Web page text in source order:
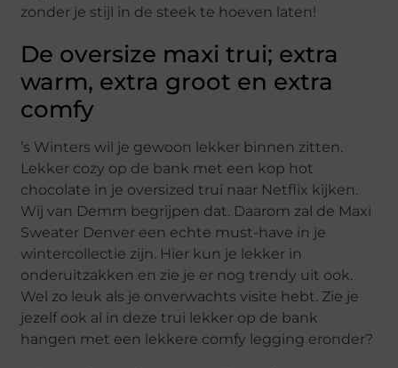
zonder je stijl in de steek te hoeven laten!
De oversize maxi trui; extra
warm, extra groot en extra
comfy
’s Winters wil je gewoon lekker binnen zitten.
Lekker cozy op de bank met een kop hot
chocolate in je oversized trui naar Netflix kijken.
Wij van Demm begrijpen dat. Daarom zal de Maxi
Sweater Denver een echte must-have in je
wintercollectie zijn. Hier kun je lekker in
onderuitzakken en zie je er nog trendy uit ook.
Wel zo leuk als je onverwachts visite hebt. Zie je
jezelf ook al in deze trui lekker op de bank
hangen met een lekkere comfy legging eronder?